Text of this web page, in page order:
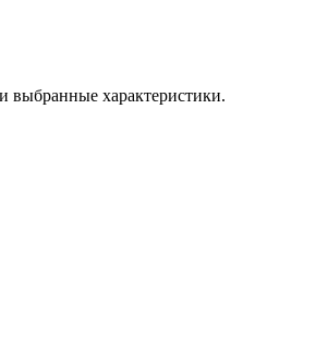
выбранные характеристики.